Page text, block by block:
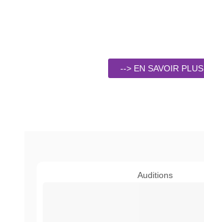
--> EN SAVOIR PLUS
Auditions